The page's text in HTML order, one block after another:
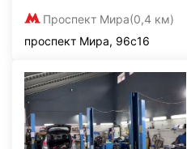
Проспект Мира(0,4 км)
проспект Мира, 96с16